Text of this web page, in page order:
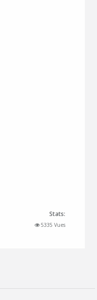
Stats:
5335 Vues